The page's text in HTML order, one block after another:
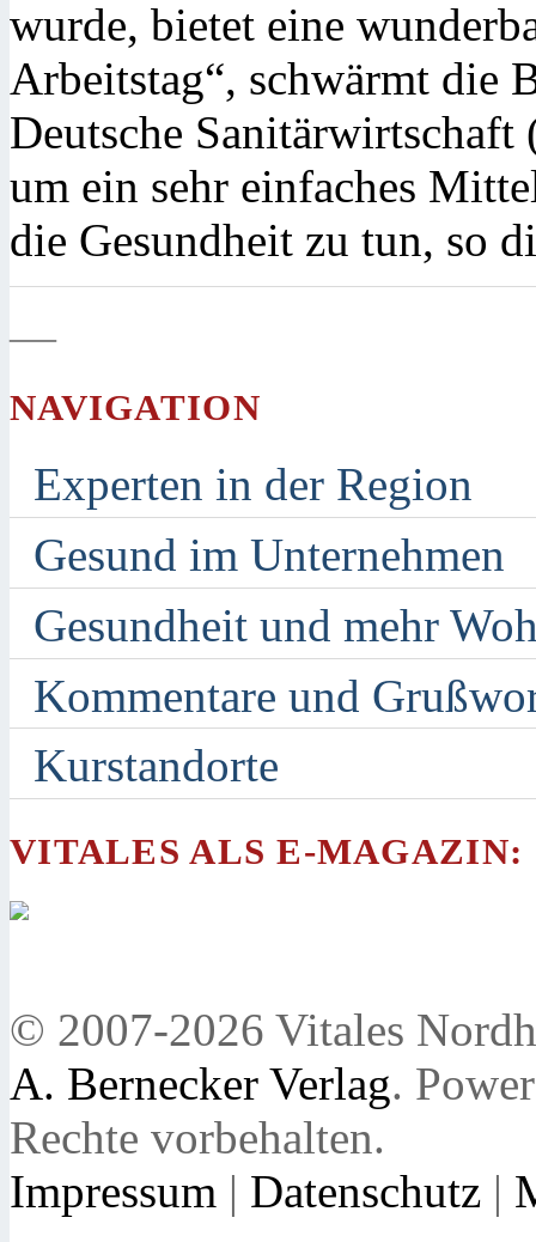
wurde, bietet eine
Arbeitstag“, schwärmt die
Deutsche
um ein sehr einfaches
die Gesundheit zu tun, so
—
NAVIGATION
Experten in der Region
Gesund im Unternehmen
Gesundheit und mehr
Kommentare und
Kurstandorte
VITALES ALS E-MAGAZIN:
© 2007-2026 Vitales
A. Bernecker Verlag.
Rechte vorbehalten.
Impressum | Datenschutz |